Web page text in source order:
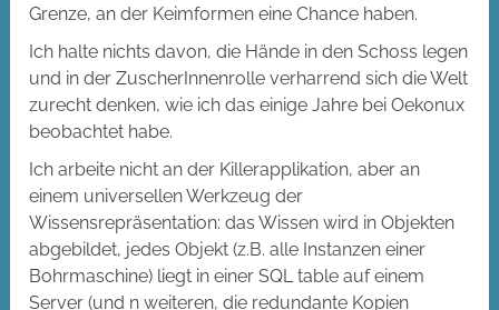
Grenze, an der Keimformen eine Chance haben.
Ich halte nichts davon, die Hände in den Schoss legen
und in der ZuscherInnenrolle verharrend sich die Welt
zurecht denken, wie ich das einige Jahre bei Oekonux
beobachtet habe.
Ich arbeite nicht an der Killerapplikation, aber an
einem universellen Werkzeug der
Wissensrepräsentation: das Wissen wird in Objekten
abgebildet, jedes Objekt (z.B. alle Instanzen einer
Bohrmaschine) liegt in einer SQL table auf einem
Server (und n weiteren, die redundante Kopien